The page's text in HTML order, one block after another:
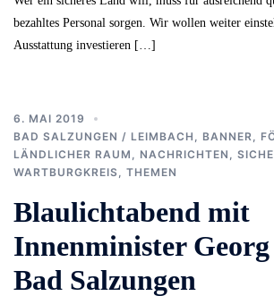
bezahltes Personal sorgen. Wir wollen weiter
Ausstattung investieren […]
6. MAI 2019
BAD SALZUNGEN / LEIMBACH
BANNER
LÄNDLICHER RAUM
NACHRICHTEN
WARTBURGKREIS
THEMEN
Blaulichtabend mit
Innenminister
Bad Salzungen